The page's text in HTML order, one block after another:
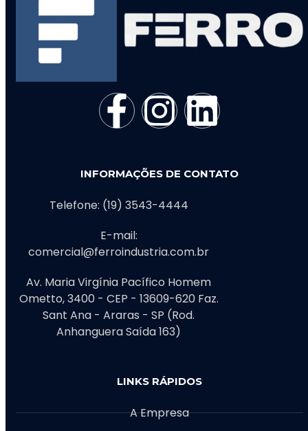
INFORMAÇÕES DE CONTATO
Telefone: (19) 3543-4444
E-mail:
comercial@ferroindustria.com.br
Av. Maria Virgínia Pacífico Homem
Ometto, 3400 - CEP - 13609-620 Faz.
Sant Ana - Araras - SP (Rod.
Anhanguera Saída 163)
LINKS RÁPIDOS
A Empresa